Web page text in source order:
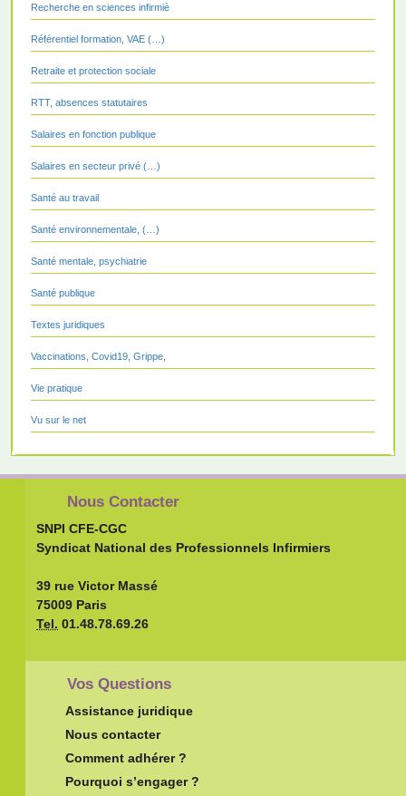
Recherche en sciences infirmiè
Référentiel formation, VAE (…)
Retraite et protection sociale
RTT, absences statutaires
Salaires en fonction publique
Salaires en secteur privé (…)
Santé au travail
Santé environnementale, (…)
Santé mentale, psychiatrie
Santé publique
Textes juridiques
Vaccinations, Covid19, Grippe,
Vie pratique
Vu sur le net
Nous Contacter
SNPI CFE-CGC
Syndicat National des Professionnels Infirmiers
39 rue Victor Massé
75009 Paris
Tel. 01.48.78.69.26
Vos Questions
Assistance juridique
Nous contacter
Comment adhérer ?
Pourquoi s’engager ?